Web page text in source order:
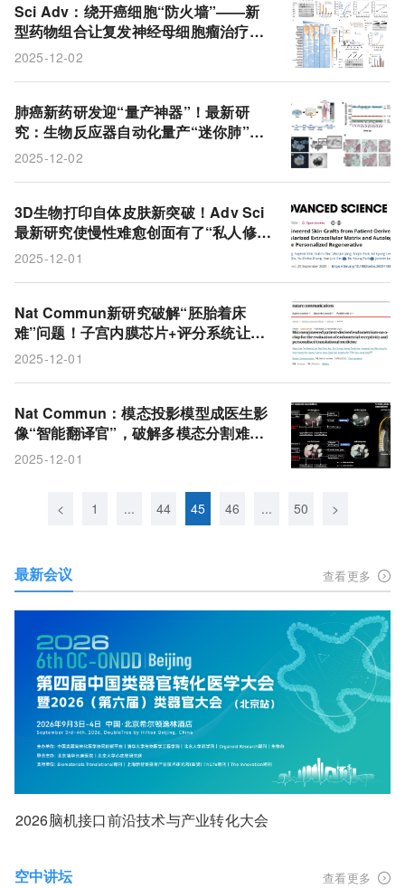
Sci Adv：绕开癌细胞“防火墙”——新
型药物组合让复发神经母细胞瘤治疗现
曙光
2025-12-02
肺癌新药研发迎“量产神器”！最新研
究：生物反应器自动化量产“迷你肺”，
精准试药不用等
2025-12-02
3D生物打印自体皮肤新突破！Adv Sci
最新研究使慢性难愈创面有了“私人修复
方案”
2025-12-01
Nat Commun新研究破解“胚胎着床
难”问题！子宫内膜芯片+评分系统让个
性化不孕治疗更精准
2025-12-01
Nat Commun：模态投影模型成医生影
像“智能翻译官”，破解多模态分割难题
助力诊疗与脑-体研究
2025-12-01
< 1 ... 44 45 46 ... 50 >
最新会议 查看更多
2026脑机接口前沿技术与产业转化大会
空中讲坛 查看更多